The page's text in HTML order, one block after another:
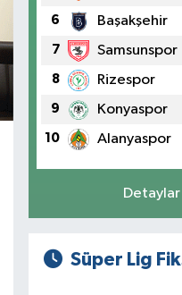
6 Başakşehir
7 Samsunspor
8 Rizespor
9 Konyaspor
10 Alanyaspor
Detaylar
Süper Lig